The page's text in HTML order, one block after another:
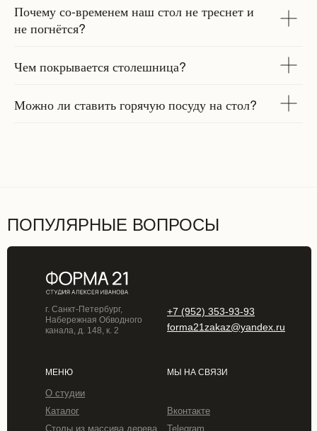
Почему со-временем наш стол не треснет и
не погнётся?
Чем покрывается столешница?
Можно ли ставить горячую посуду на стол?
ПОПУЛЯРНЫЕ ВОПРОСЫ
+7 (952) 353-93-93
forma21zakaz@yandex.ru
г. Санкт-Петербург,
Набережная Обводного
канала, д. 148, к. 2
МЕНЮ
О студии
Каталог
Столы из массива дерева
МЫ НА СВЯЗИ
Вконтакте
Telegram